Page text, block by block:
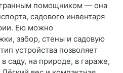
помощником — она
садового инвентаря
Ею можно
забор, стены и садовую
устройства позволяет
саду, на природе, в гараже,